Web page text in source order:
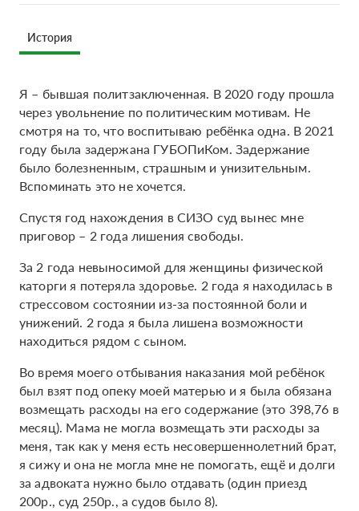
История
Я – бывшая политзаключенная. В 2020 году прошла
через увольнение по политическим мотивам. Не
смотря на то, что воспитываю ребёнка одна. В 2021
году была задержана ГУБОПиКом. Задержание
было болезненным, страшным и унизительным.
Вспоминать это не хочется.
Спустя год нахождения в СИЗО суд вынес мне
приговор – 2 года лишения свободы.
За 2 года невыносимой для женщины физической
каторги я потеряла здоровье. 2 года я находилась в
стрессовом состоянии из-за постоянной боли и
унижений. 2 года я была лишена возможности
находиться рядом с сыном.
Во время моего отбывания наказания мой ребёнок
был взят под опеку моей матерью и я была обязана
возмещать расходы на его содержание (это 398,76 в
месяц). Мама не могла возмещать эти расходы за
меня, так как у меня есть несовершеннолетний брат,
я сижу и она не могла мне не помогать, ещё и долги
за адвоката нужно было отдавать (один приезд
200р., суд 250р., а судов было 8).